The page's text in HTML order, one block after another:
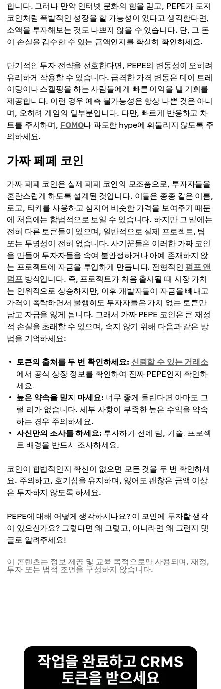
합니다. 그러나 만약 인터넷 문화의 힘을 믿고, PEPE가 도지
코인처럼 폭발적인 성장을 할 가능성이 있다고 생각한다면,
소액을 투자해보는 것도 나쁘지 않을 수 있습니다. 단, 그 돈
이 손실을 감수할 수 있는 금액인지를 확실히 확인하세요.
단기적인 투자 전략을 선호한다면, PEPE의 변동성이 오히려
유리하게 작용할 수 있습니다. 급격한 가격 변동은 데이 트레
이딩이나 스캘핑을 하는 사람들에게 빠른 이익을 낼 기회를
제공합니다. 이런 경우 예측 불가능성은 항상 나쁜 것은 아니
며, 오히려 게임의 일부분입니다. 다만, 빠르게 반응하고 차
트를 주시하며, FOMO나 과도한 hype에 휘둘리지 않도록 주
의하세요.
가짜 페페 코인
가짜 페페 코인은 실제 페페 코인의 모조품으로, 투자자들을
혼란스럽게 하도록 설계된 것입니다. 이들은 종종 같은 이름,
로고, 티커를 사용하고 심지어 비슷한 가격을 보여주기 때문
에 처음에는 합법적으로 보일 수 있습니다. 하지만 그 밑에는
전혀 다른 토큰들이 있으며, 일반적으로 실제 프로젝트, 팀
또는 투명성이 전혀 없습니다. 사기꾼들은 이러한 가짜 코인
을 만들어 투자자들을 속여 불안정하거나 아예 존재하지 않
는 프로젝트에 자금을 투입하게 만듭니다. 전형적인 펌프 앤
덤프방식입니다. 즉, 프로젝트가 처음 출시될 때 시장 가치
는 인위적으로 상승하지만, 이후 개발자들이 자금을 빼내고
가격이 폭락하면서 불행히도 투자자들은 가치 없는 토큰만
남고 자금을 잃게 됩니다. 그래서 가짜 PEPE 코인은 큰 재정
적 손실을 초래할 수 있으며, 속지 않기 위해 다음과 같은 방
법을 기억하세요:
토큰의 출처를 두 번 확인하세요: 신뢰할 수 있는 거래소
에서 공식 상장 정보를 확인하여 진짜 PEPE인지 확인하
세요.
높은 약속을 믿지 마세요: 너무 좋게 들린다면 아마도 그
럴 리가 없습니다. 세부 사항이 부족한 높은 수익을 약속
하는 경우 주의하세요.
자신만의 조사를 하세요: 투자하기 전에 팀, 기술, 프로젝
트 배경을 반드시 조사하세요.
코인이 합법적인지 확신이 없으면 모든 것을 두 번 확인하세
요. 주의하고, 호기심을 유지하며, 잃어도 괜찮은 금액 이상
은 투자하지 않도록 하세요.
PEPE에 대해 어떻게 생각하시나요? 이 코인에 투자할 생각
이 있으신가요? 그렇다면 왜 그렇고, 아니라면 왜 그런지 댓
글로 알려주세요!
이 콘텐츠는 정보 제공 및 교육 목적으로만 사용되며, 재정,
투자 또는 법적 조언을 구성하지 않습니다.